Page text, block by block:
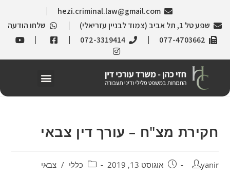
hezi.criminal.law@gmail.com
שפע טל 1, תל אביב (צמוד לבניין עזריאלי)
שלחו הודעה
077-4703662
072-3319414
חקירת מצ"ח – עורך דין צבאי
yanir אוגוסט 13, 2019 כללי / צבאי